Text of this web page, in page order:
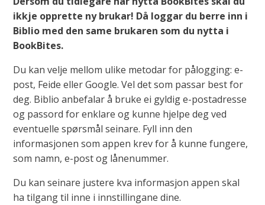
ikkje opprette ny brukar! Då loggar du berre inn i
Biblio med den same brukaren som du nytta i
BookBites.
Du kan velje mellom ulike metodar for pålogging: e-
post, Feide eller Google. Vel det som passar best for
deg. Biblio anbefalar å bruke ei gyldig e-postadresse
og passord for enklare og kunne hjelpe deg ved
eventuelle spørsmål seinare. Fyll inn den
informasjonen som appen krev for å kunne fungere,
som namn, e-post og lånenummer.
Du kan seinare justere kva informasjon appen skal
ha tilgang til inne i innstillingane dine.